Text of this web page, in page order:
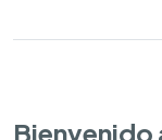
Bienvenido